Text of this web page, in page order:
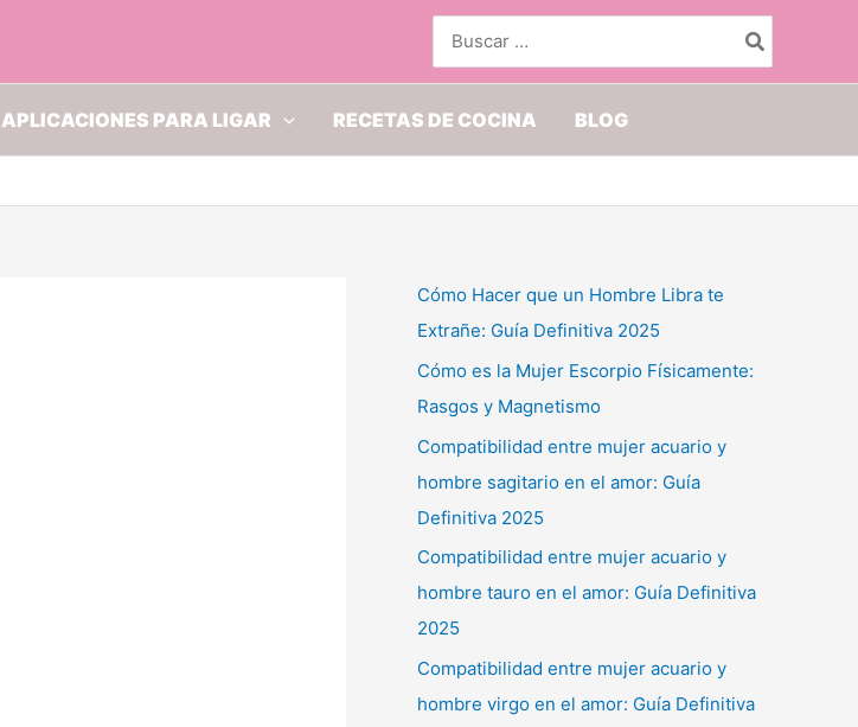
por:
APLICACIONES PARA LIGAR RECETAS DE COCINA BLOG
Cómo Hacer que un Hombre Libra te
Extrañe: Guía Definitiva 2025
Cómo es la Mujer Escorpio Físicamente:
Rasgos y Magnetismo
Compatibilidad entre mujer acuario y
hombre sagitario en el amor: Guía
Definitiva 2025
Compatibilidad entre mujer acuario y
hombre tauro en el amor: Guía Definitiva
2025
Compatibilidad entre mujer acuario y
hombre virgo en el amor: Guía Definitiva